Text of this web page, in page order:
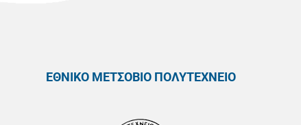
ΕΘΝΙΚΟ ΜΕΤΣΟΒΙΟ ΠΟΛΥΤΕΧΝΕΙΟ